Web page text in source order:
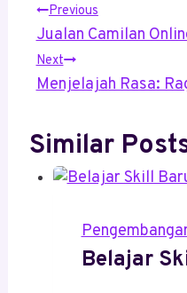
Post
Navigation
Previous
Jualan Camilan
Next
Menjelajah Rasa:
Similar
Belajar